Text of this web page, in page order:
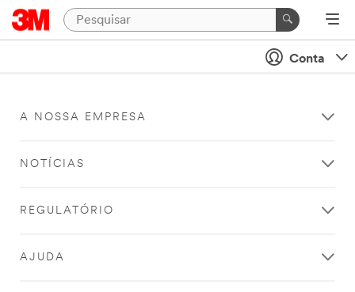
Conta
A NOSSA EMPRESA
NOTÍCIAS
REGULATÓRIO
AJUDA